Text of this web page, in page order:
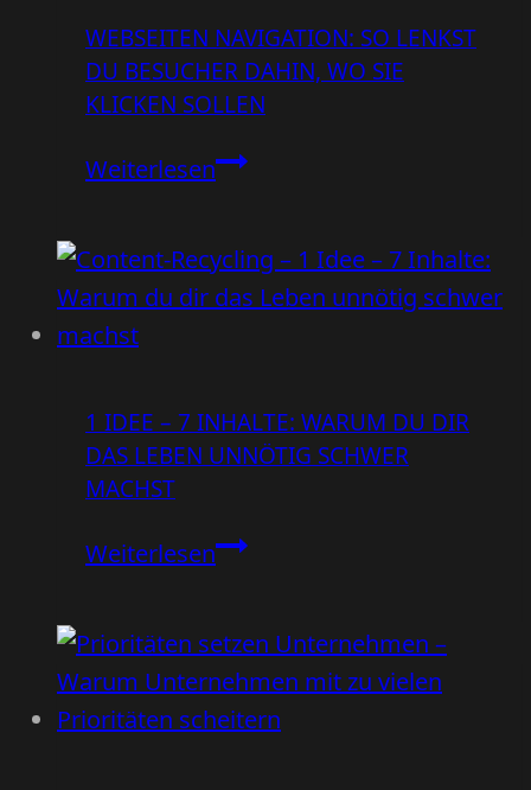
WEBSEITEN NAVIGATION: SO LENKST
DU BESUCHER DAHIN, WO SIE
KLICKEN SOLLEN
WeiterlesenWebseiten
lenkst
du
wo
sie
sollen
1 IDEE – 7 INHALTE: WARUM DU DIR
DAS LEBEN UNNÖTIG SCHWER
MACHST
Weiterlesen1
7
Inhalte:
Warum